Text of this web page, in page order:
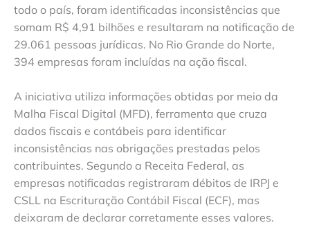
todo o país, foram identificadas inconsistências que
somam R$ 4,91 bilhões e resultaram na notificação de
29.061 pessoas jurídicas. No Rio Grande do Norte,
394 empresas foram incluídas na ação fiscal.
A iniciativa utiliza informações obtidas por meio da
Malha Fiscal Digital (MFD), ferramenta que cruza
dados fiscais e contábeis para identificar
inconsistências nas obrigações prestadas pelos
contribuintes. Segundo a Receita Federal, as
empresas notificadas registraram débitos de IRPJ e
CSLL na Escrituração Contábil Fiscal (ECF), mas
deixaram de declarar corretamente esses valores.